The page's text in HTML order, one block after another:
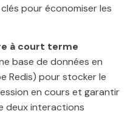
pour économiser les
à court terme
base de données en
Redis) pour stocker le
en cours et garantir
deux interactions